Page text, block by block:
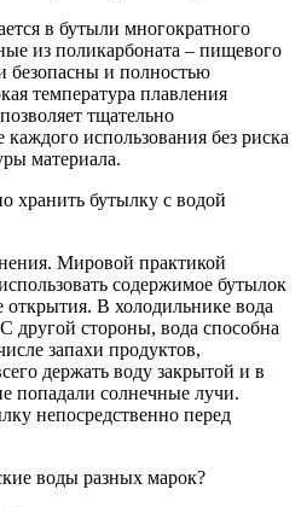
в бутыли многократного
из поликарбоната – пищевого
безопасны и полностью
температура плавления
тщательно
каждого использования без риска
материала.
хранить бутылку c водой
Мировой практикой
содержимое бутылок
открытия. В холодильнике вода
другой стороны, вода способна
запахи продуктов,
держать воду закрытой и в
попадали солнечные лучи.
непосредственно перед
воды разных марок?